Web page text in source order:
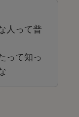
人って普
って知っ